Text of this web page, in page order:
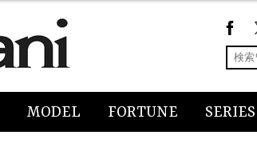
MODEL FORTUNE SERIES